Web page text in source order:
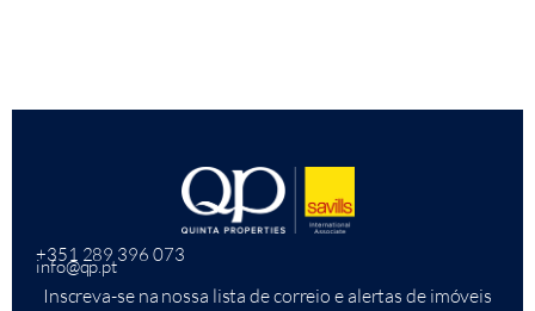
+351 289 396 073
info@qp.pt
Inscreva-se na nossa lista de correio e alertas de imóveis